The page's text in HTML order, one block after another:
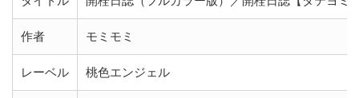
作者 モミモミ
レーベル 桃色エンジェル